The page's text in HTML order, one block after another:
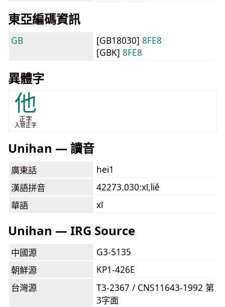
東亞編碼資訊
GB [GB18030] 8FE8
[GBK] 8FE8
異體字
他
正字
入管正字
Unihan — 讀音
廣東話
hei1
漢語拼音
42273.030:xī,liě
華語
xī
Unihan — IRG Source
中國源
G3-5135
朝鮮源
KP1-426E
台灣源
T3-2367 / CNS11643-1992 第
3字面